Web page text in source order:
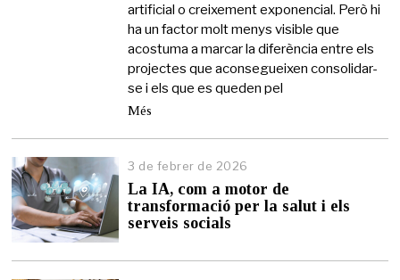
2
0
2
6
artificial o creixement exponencial. Però hi
ha un factor molt menys visible que
acostuma a marcar la diferència entre els
projectes que aconsegueixen consolidar-
se i els que es queden pel
Més
3 de febrer de 2026
d
e
f
r
La IA, com a motor de
transformació per la salut i els
serveis socials